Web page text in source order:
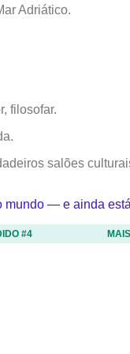
Adriático.
filosofar.
salões
mundo — e ainda
#4